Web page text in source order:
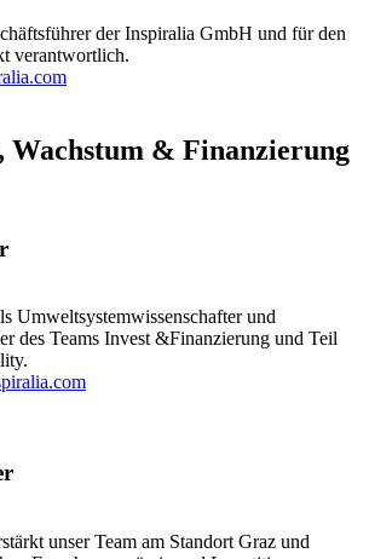
der Inspiralia GmbH und für den
verantwortlich.
Wachstum & Finanzierung
Umweltsystemwissenschafter und
des Teams Invest &Finanzierung und Teil
unser Team am Standort Graz und